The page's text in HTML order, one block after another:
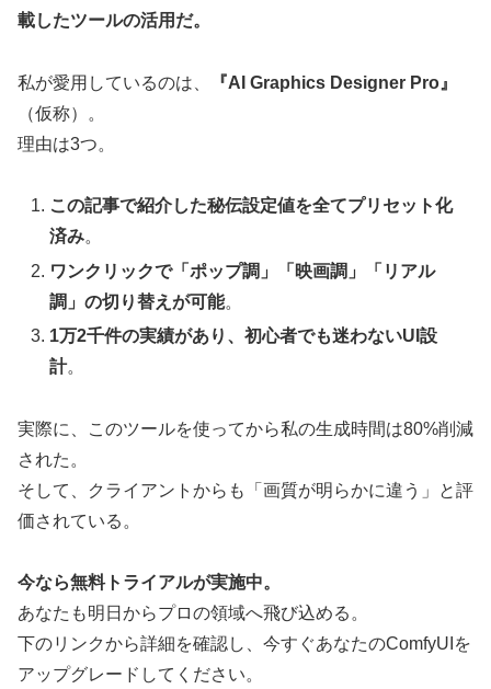
載したツールの活用だ。
私が愛用しているのは、
『AI Graphics Designer Pro』
（仮称）。
理由は3つ。
この記事で紹介した秘伝設定値を全てプリセット化
済み。
ワンクリックで「ポップ調」「映画調」「リアル
調」の切り替えが可能。
1万2千件の実績があり、初心者でも迷わないUI設
計。
実際に、このツールを使ってから私の生成時間は80%削減
された。
そして、クライアントからも「画質が明らかに違う」と評
価されている。
今なら無料トライアルが実施中。
あなたも明日からプロの領域へ飛び込める。
下のリンクから詳細を確認し、今すぐあなたのComfyUIを
アップグレードしてください。